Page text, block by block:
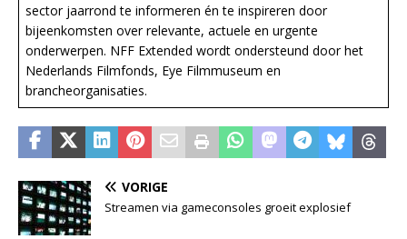
sector jaarrond te informeren én te inspireren door
bijeenkomsten over relevante, actuele en urgente
onderwerpen. NFF Extended wordt ondersteund door het
Nederlands Filmfonds, Eye Filmmuseum en
brancheorganisaties.
VORIGE
Streamen via gameconsoles groeit explosief